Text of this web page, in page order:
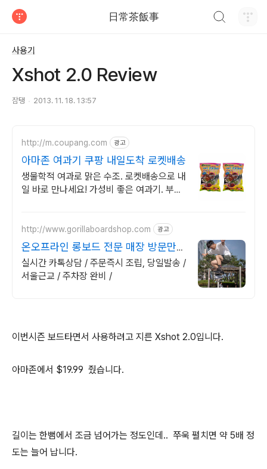
日常茶飯事
사용기
Xshot 2.0 Review
잠탱 2013. 11. 18. 13:57
http://m.coupang.com 광고
아마존 여과기 쿠팡 내일도착 로켓배송
생물학적 여과로 맑은 수조. 로켓배송으로 내
일 바로 만나세요! 가성비 좋은 여과기. 부유
http://www.gorillaboardshop.com 광고
온오프라인 롱보드 전문 매장 방문만해
도 실내 무료 시승
실시간 카톡상담 / 주문즉시 조립, 당일발송 /
서울근교 / 주차장 완비 /
이번시즌 보드타면서 사용하려고 지른 Xshot 2.0입니다.
아마존에서 $19.99 줬습니다.
길이는 한뻠에서 조금 넘어가는 정도인데.. 쭈욱 펼치면 약 5배 정
도는 늘어 납니다.